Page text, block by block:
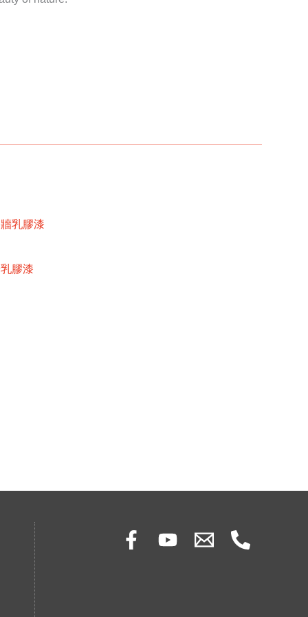
乳膠漆
膠漆